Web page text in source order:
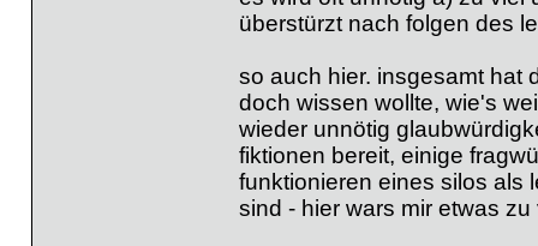
überstürzt nach folgen des
so auch hier. insgesamt hat
doch wissen wollte, wie's
wieder unnötig
fiktionen bereit, einige
funktionieren eines silos als
sind - hier wars mir etwas zu